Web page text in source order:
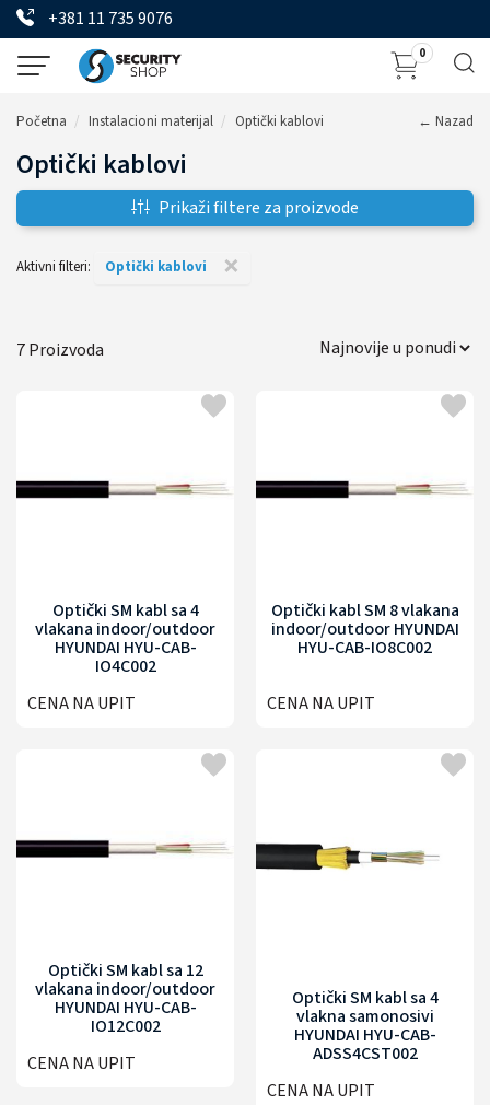
+381 11 735 9076
0
Početna Instalacioni materijal Optički kablovi ← Nazad
Optički kablovi
Prikaži filtere za proizvode
Aktivni filteri: ×
Optički kablovi
7
Optički SM kabl sa 4
vlakana indoor/outdoor
HYUNDAI HYU-CAB-
IO4C002
CENA NA UPIT
Optički kabl SM 8 vlakana
indoor/outdoor HYUNDAI
HYU-CAB-IO8C002
CENA NA UPIT
Optički SM kabl sa 12
vlakana indoor/outdoor
HYUNDAI HYU-CAB-
IO12C002
CENA NA UPIT
Optički SM kabl sa 4
vlakna samonosivi
HYUNDAI HYU-CAB-
ADSS4CST002
CENA NA UPIT